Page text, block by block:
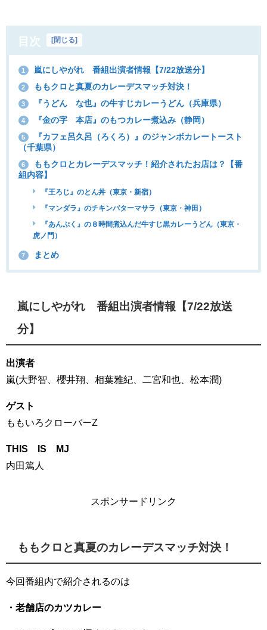
目次 閉じる
1 嵐にしやがれ 番組出演者情報【7/22放送分】
2 ももクロと真夏のカレーデスマッチ対決！
3 『うどん な也』の牛すじカレーうどん（兵庫県）
4 『金の字 本店』のもつカレー煮込み（静岡）
5
『カフェ呂久呂（ろくろ）』のジャンボカレートースト
（千葉県）
6
ももクロとカレーデスマッチ！紹介されたお店は？【番
組内容】
『王ろじ』のとん丼（東京・新宿）
『マンダラ』のチキンバターマサラ（東京・神田）
『あんぷく』の８時間煮込んだ牛すじ黒カレーうどん（東京・
虎ノ門）
7 まとめ
嵐にしやがれ 番組出演者情報【7/22放送
分】
出演者
嵐(大野智、櫻井翔、相葉雅紀、二宮和也、松本潤)
ゲスト
ももいろクローバーZ
THIS IS MJ
内田篤人
スポンサードリンク
ももクロと真夏のカレーデスマッチ対決！
今回番組内で紹介されるのは
・老舗店のカツカレー